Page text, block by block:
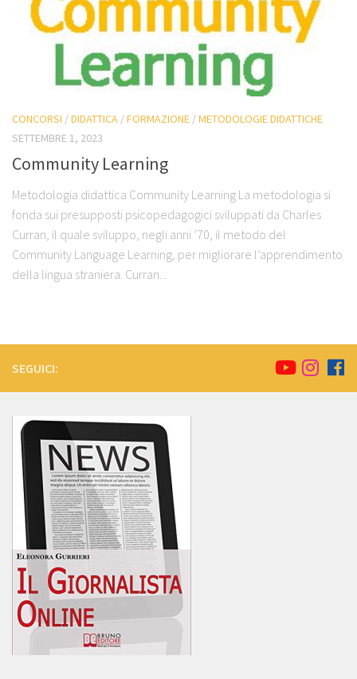
CONCORSI /DIDATTICA /FORMAZIONE /METODOLOGIE DIDATTICHE
SETTEMBRE 1, 2023
Community Learning
Metodologia didattica Community Learning La metodologia si
fonda sui presupposti psicopedagogici sviluppati da Charles
Curran, il quale sviluppo, negli anni ’70, il metodo del
Community Language Learning, per migliorare l’apprendimento
della lingua straniera. Curran...
SEGUICI: